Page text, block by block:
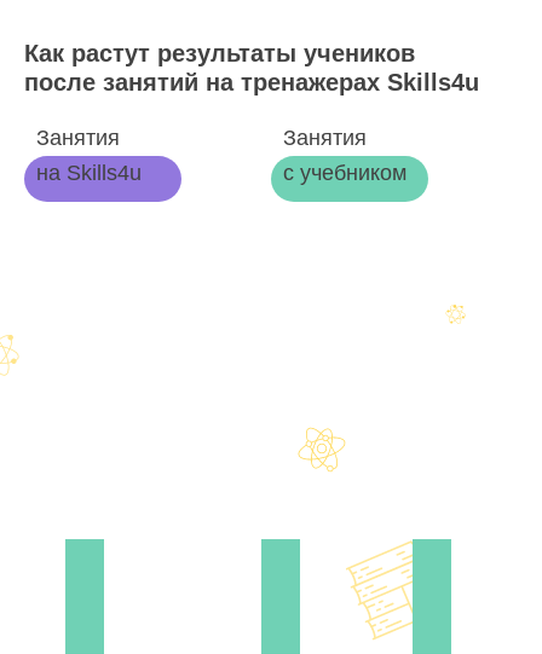
Как растут результаты учеников
после занятий на тренажерах Skills4u
Занятия
на Skills4u
Занятия
с учебником